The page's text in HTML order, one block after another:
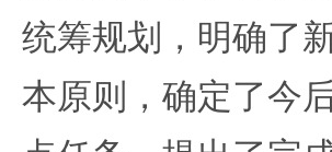
统筹规划，明确了
本原则，确定了今